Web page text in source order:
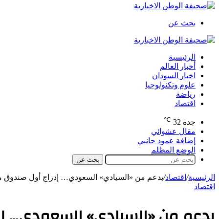
بحث عن
الرئيسية
أخبار العالم
اخبار السودان
علوم وتكنولوجيا
رياضة
اقتصاد
جدة 32
℃
مقال عشوائي
إضافة عمود جانبي
الوضع المظلم
بحث عن
الرئيسية/ اقتصاد/بدعم من «السيادي» السعودي… إدراج أول
اقتصاد